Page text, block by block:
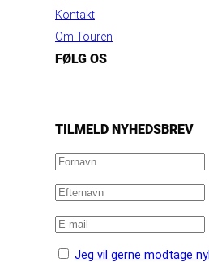
Kontakt
Om Touren
FØLG OS
TILMELD NYHEDSBREV
Jeg vil gerne modtage